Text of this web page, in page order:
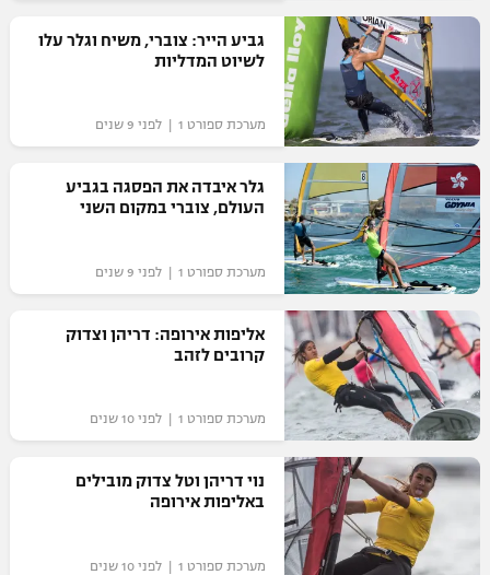
גביע הייר: צוברי, משיח וגלר עלו
לשיוט המדליות
מערכת ספורט 1 | לפני 9 שנים
גלר איבדה את הפסגה בגביע
העולם, צוברי במקום השני
מערכת ספורט 1 | לפני 9 שנים
אליפות אירופה: דריהן וצדוק
קרובים לזהב
מערכת ספורט 1 | לפני 10 שנים
נוי דריהן וטל צדוק מובילים
באליפות אירופה
מערכת ספורט 1 | לפני 10 שנים